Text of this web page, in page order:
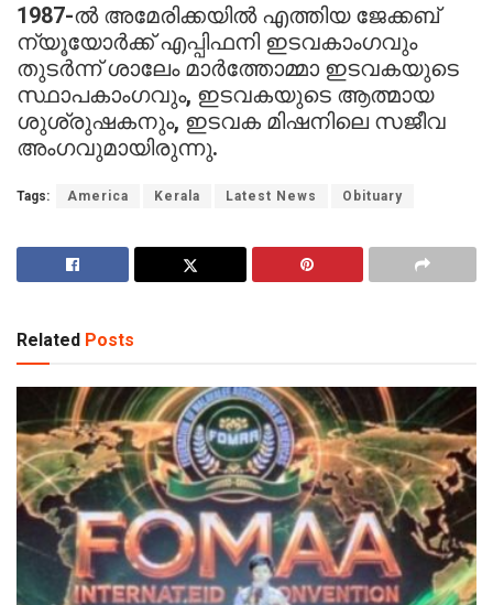
1987-ൽ അമേരിക്കയിൽ എത്തിയ ജേക്കബ്
ന്യൂയോർക്ക് എപ്പിഫനി ഇടവകാംഗവും
തുടർന്ന് ശാലേം മാർത്തോമ്മാ ഇടവകയുടെ
സ്ഥാപകാംഗവും, ഇടവകയുടെ ആത്മായ
ശുശ്രുഷകനും, ഇടവക മിഷനിലെ സജീവ
അംഗവുമായിരുന്നു.
Tags: America Kerala Latest News Obituary
Related Posts